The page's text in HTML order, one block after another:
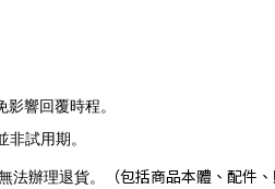
響回覆時程。
試用期。
法辦理退貨。
（包括商品本體、配件